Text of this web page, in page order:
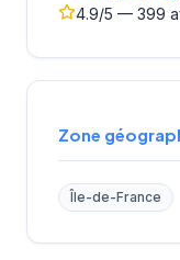
4.9/5 — 399
Zone
Île-de-France